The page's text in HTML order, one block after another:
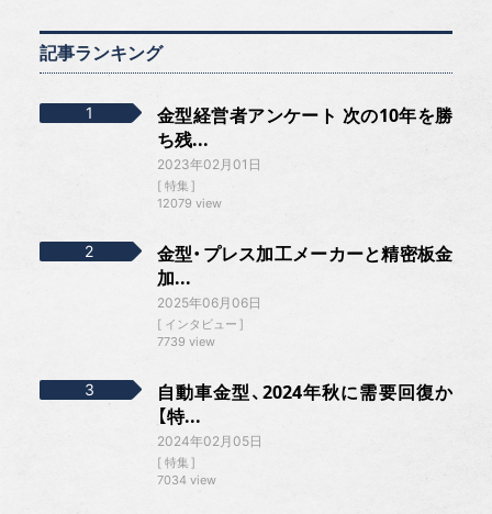
記事ランキング
金型経営者アンケート 次の10年を勝
ち残...
2023年02月01日
特集
12079 view
金型・プレス加工メーカーと精密板金
加...
2025年06月06日
インタビュー
7739 view
自動車金型、2024年秋に需要回復か
【特...
2024年02月05日
特集
7034 view